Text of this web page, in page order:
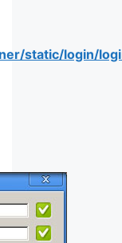
static/login/